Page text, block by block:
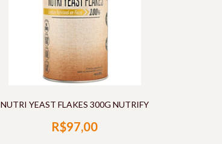
NUTRI YEAST FLAKES 300G NUTRIFY
R$97,00